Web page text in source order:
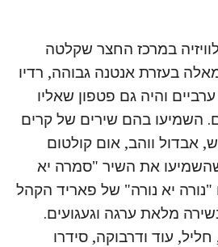
במרכז החצר שקלטה
בעזרת אנטנה גבוהה, רדיו
והיה גם פטפון שאליו
השמיעו בהם שירים של קרים
אבדול ווהב, אום קולטום
את השיר "סמרה יא
יא נורה" של פאריד הקהל
מלאת ערגה וגעגועים.
חליל, עוד ודרבוקה, סידרו